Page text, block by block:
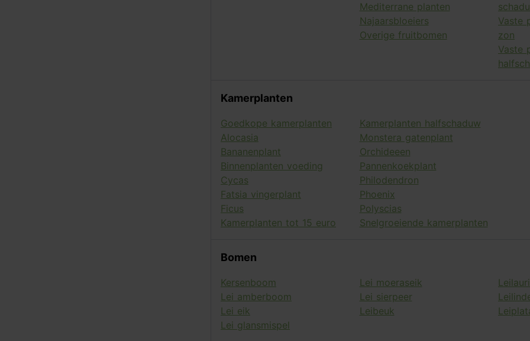
Mediterrane planten
Najaarsbloeiers
Overige fruitbomen
Vaste
zon
Vaste
Kamerplanten
Goedkope kamerplanten
Alocasia
Bananenplant
Binnenplanten voeding
Cycas
Fatsia vingerplant
Ficus
Kamerplanten tot 15 euro
Kamerplanten halfschaduw
Monstera gatenplant
Orchideeen
Pannenkoekplant
Philodendron
Phoenix
Polyscias
Snelgroeiende kamerplanten
Bomen
Kersenboom
Lei amberboom
Lei eik
Lei glansmispel
Lei moeraseik
Lei sierpeer
Leibeuk